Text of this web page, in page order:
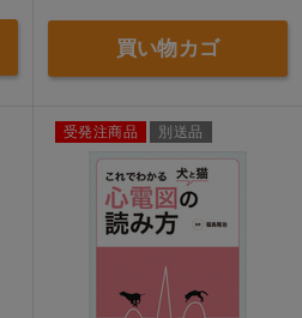
買い物カゴ
受発注商品 別送品